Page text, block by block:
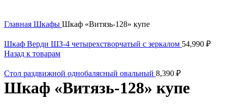
Главная Шкафы Шкаф «Витязь-128» купе
Шкаф Верди ШЗ-4 четырехстворчатый с зеркалом 54,990 ₽
Назад к товарам
Стол раздвижной однобалясный овальный 8,390 ₽
Шкаф «Витязь-128» купе